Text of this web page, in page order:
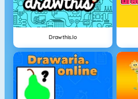
Drawthis.io